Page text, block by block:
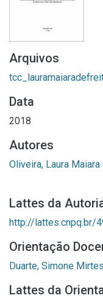
Arquivos
Data
2018
Autores
Oliveira, Laura
Lattes da
http://lattes.cnpq.br/
Orientação
Duarte, Simone
Lattes da